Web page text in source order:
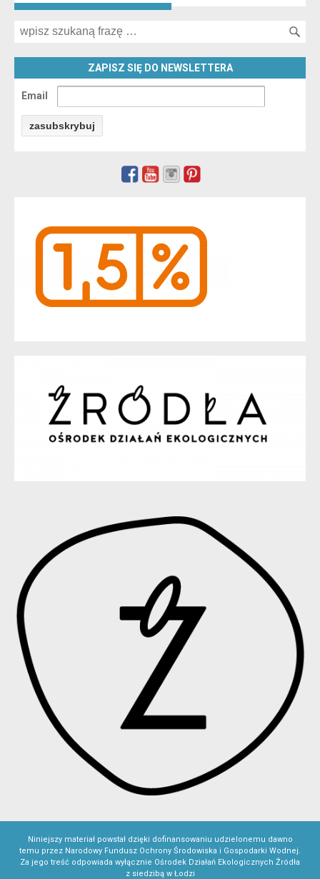
Search for:
ZAPISZ SIĘ DO NEWSLETTERA
Email
Niniejszy materiał powstał dzięki dofinansowaniu udzielonemu dawno
temu przez Narodowy Fundusz Ochrony Środowiska i Gospodarki Wodnej.
Za jego treść odpowiada wyłącznie Ośrodek Działań Ekologicznych Źródła
z siedzibą w Łodzi